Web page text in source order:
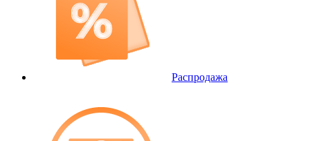
Распродажа